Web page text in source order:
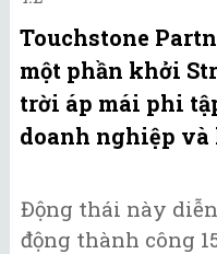
Touchstone
một phần khởi
trời áp mái phi
doanh nghiệp và
Động thái này
động thành công